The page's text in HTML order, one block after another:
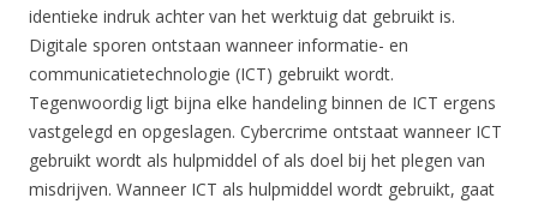
identieke indruk achter van het werktuig dat gebruikt is.
Digitale sporen ontstaan wanneer informatie- en
communicatietechnologie (ICT) gebruikt wordt.
Tegenwoordig ligt bijna elke handeling binnen de ICT ergens
vastgelegd en opgeslagen. Cybercrime ontstaat wanneer ICT
gebruikt wordt als hulpmiddel of als doel bij het plegen van
misdrijven. Wanneer ICT als hulpmiddel wordt gebruikt, gaat